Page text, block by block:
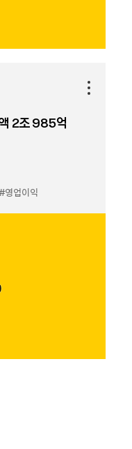
2조 985억
영업이익